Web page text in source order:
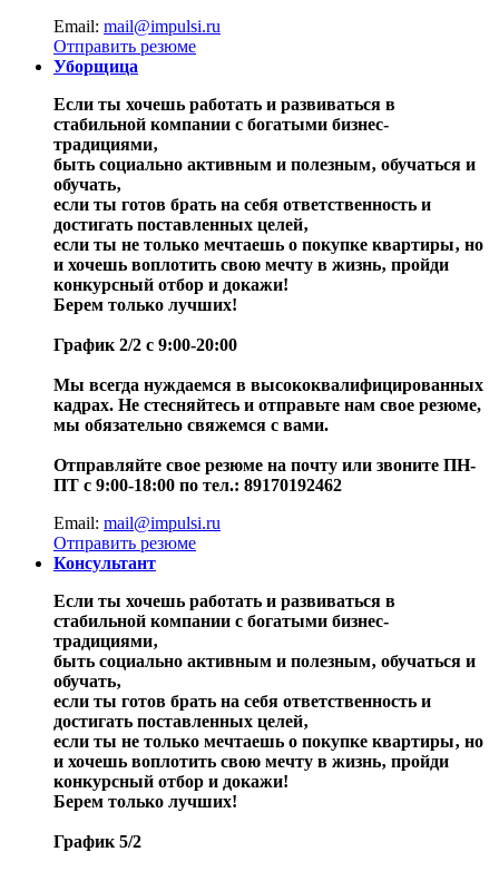
Email: mail@impulsi.ru
Отправить резюме
Уборщица
Если ты хочешь работать и развиваться в
стабильной компании с богатыми бизнес-
традициями‚
быть социально активным и полезным‚ обучаться и
обучать‚
если ты готов брать на себя ответственность и
достигать поставленных целей‚
если ты не только мечтаешь о покупке квартиры‚ но
и хочешь воплотить свою мечту в жизнь‚ пройди
конкурсный отбор и докажи!
Берем только лучших!
График 2/2 с 9:00-20:00
Мы всегда нуждаемся в высококвалифицированных
кадрах. Не стесняйтесь и отправьте нам свое резюме,
мы обязательно свяжемся с вами.
Отправляйте свое резюме на почту или звоните ПН-
ПТ с 9:00-18:00 по тел.: 89170192462
Email: mail@impulsi.ru
Отправить резюме
Консультант
Если ты хочешь работать и развиваться в
стабильной компании с богатыми бизнес-
традициями‚
быть социально активным и полезным‚ обучаться и
обучать‚
если ты готов брать на себя ответственность и
достигать поставленных целей‚
если ты не только мечтаешь о покупке квартиры‚ но
и хочешь воплотить свою мечту в жизнь‚ пройди
конкурсный отбор и докажи!
Берем только лучших!
График 5/2